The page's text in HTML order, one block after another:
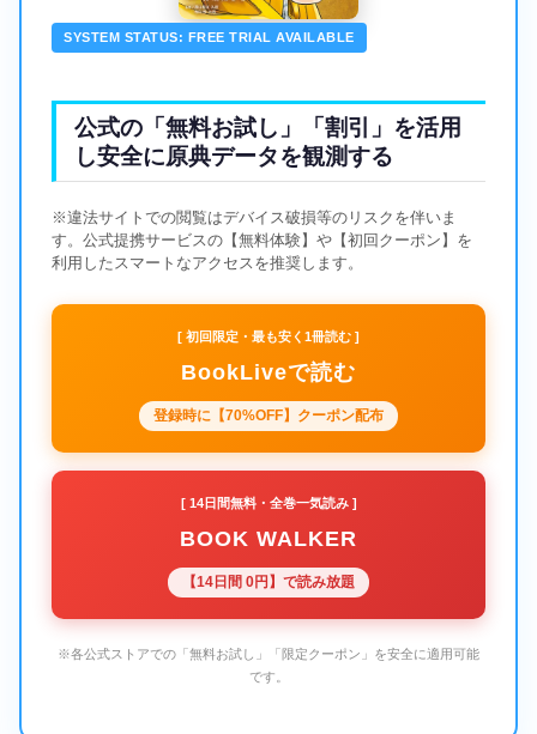
SYSTEM STATUS: FREE TRIAL AVAILABLE
公式の「無料お試し」「割引」を活用
し安全に原典データを観測する
※違法サイトでの閲覧はデバイス破損等のリスクを伴いま
す。公式提携サービスの【無料体験】や【初回クーポン】を
利用したスマートなアクセスを推奨します。
[ 初回限定・最も安く1冊読む ]
BookLiveで読む
登録時に【70%OFF】クーポン配布
[ 14日間無料・全巻一気読み ]
BOOK WALKER
【14日間 0円】で読み放題
※各公式ストアでの「無料お試し」「限定クーポン」を安全に適用可能
です。